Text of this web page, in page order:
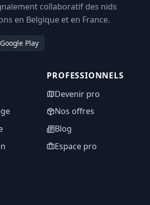
collaboratif des nids
en Belgique et en France.
Google Play
PROFESSIONNELS
Devenir pro
Nos offres
Blog
Espace pro